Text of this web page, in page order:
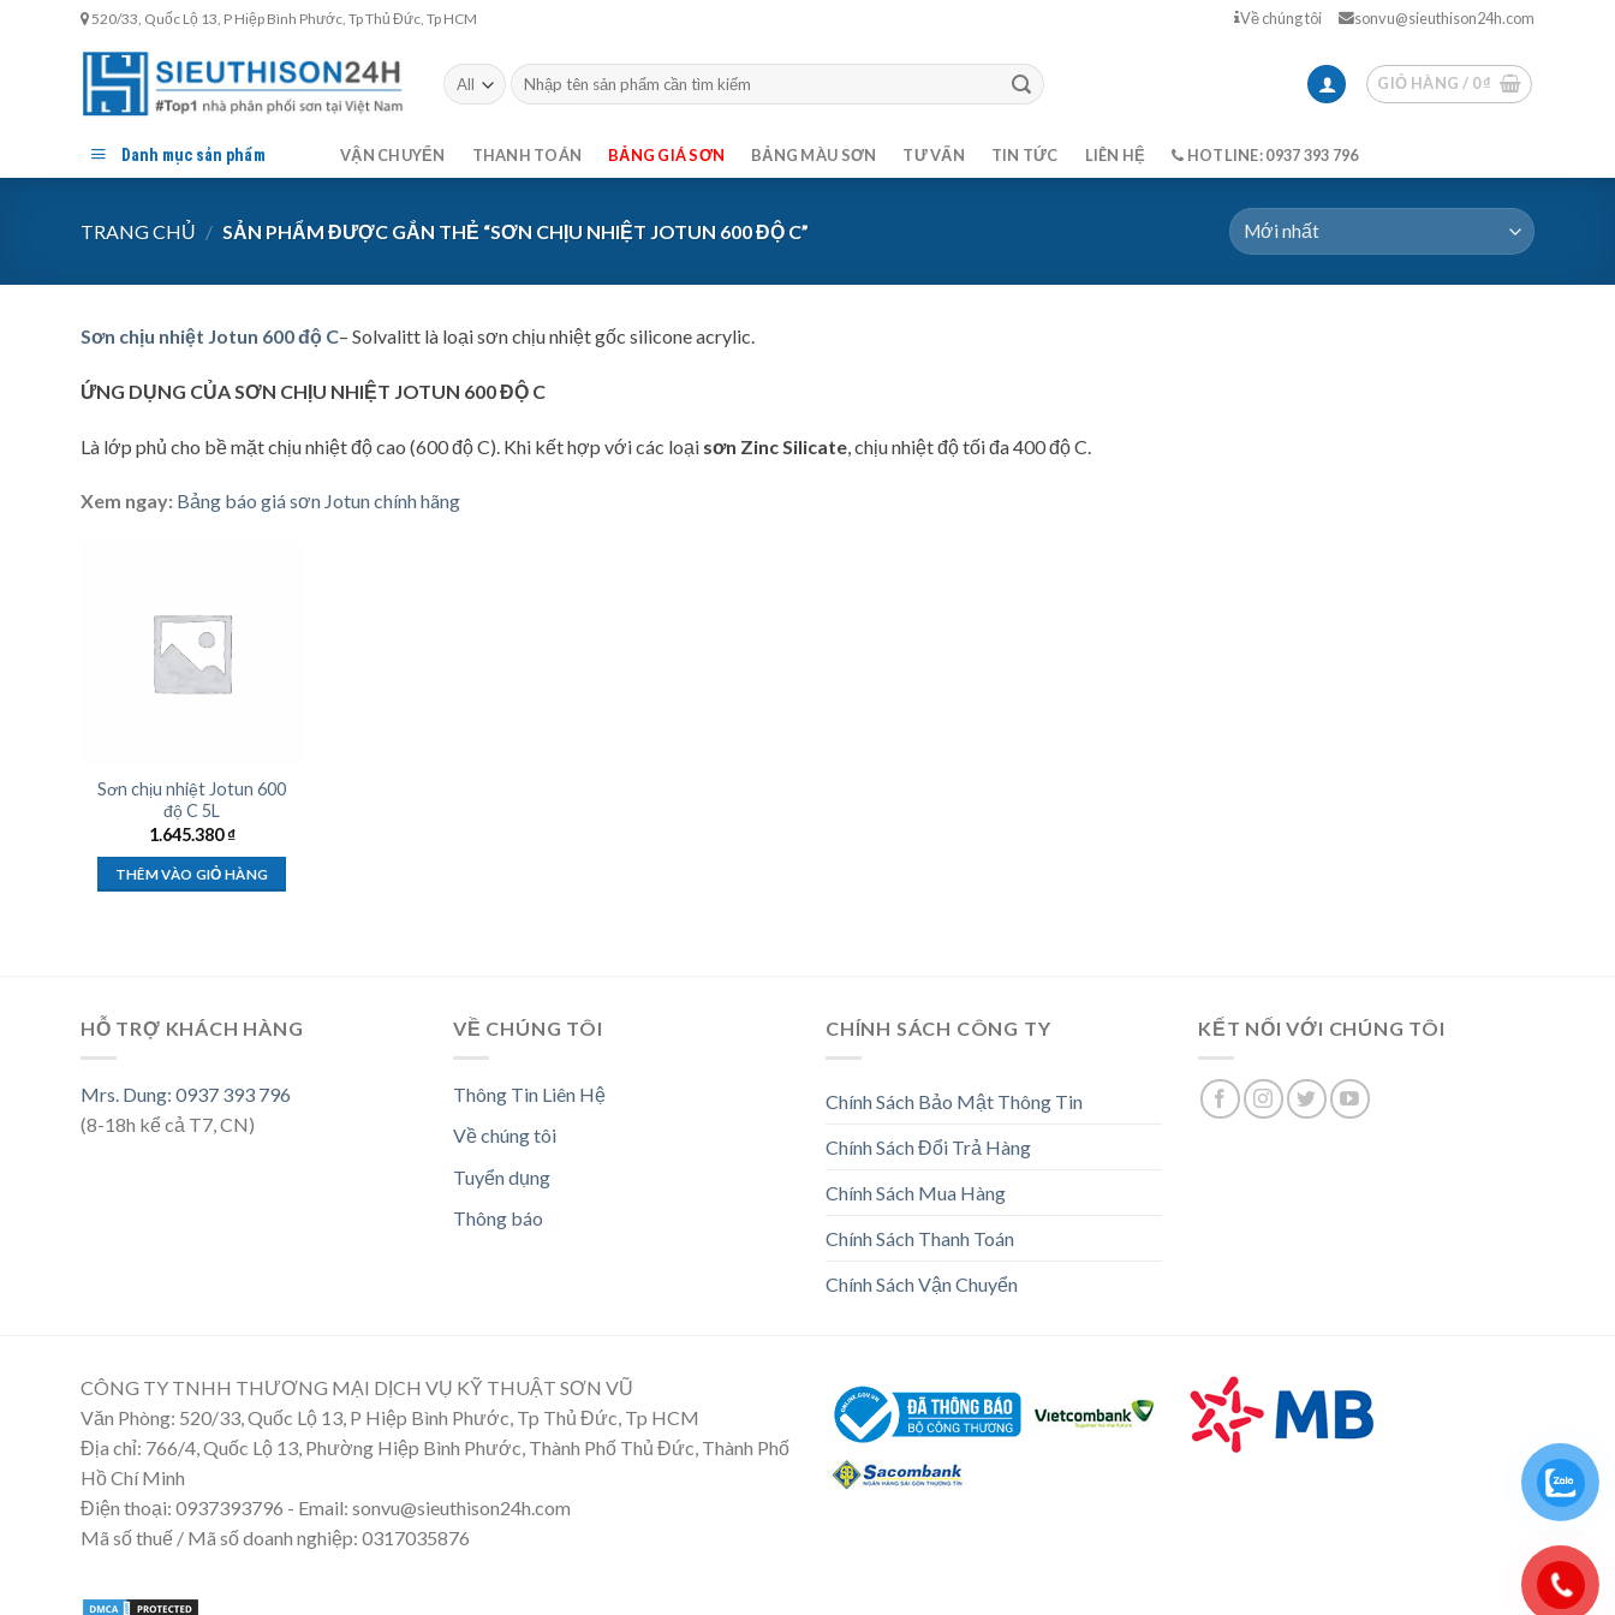
520/33, Quốc Lộ 13, P Hiệp Bình Phước, Tp Thủ Đức, Tp HCM Về chúng tôi sonvu@sieuthison24h.com
Tìm
kiếm:
GIỎ HÀNG / 0₫
Danh mục sản phẩm VẬN CHUYỂN THANH TOÁN BẢNG GIÁ SƠN BẢNG MÀU SƠN TƯ VẤN TIN TỨC LIÊN HỆ HOTLINE: 0937 393 796
TRANG CHỦ / SẢN PHẨM ĐƯỢC GẮN THẺ “SƠN CHỊU NHIỆT JOTUN 600 ĐỘ C”
Sơn chịu nhiệt Jotun 600 độ C– Solvalitt là loại sơn chịu nhiệt gốc silicone acrylic.
ỨNG DỤNG CỦA SƠN CHỊU NHIỆT JOTUN 600 ĐỘ C
Là lớp phủ cho bề mặt chịu nhiệt độ cao (600 độ C). Khi kết hợp với các loại sơn Zinc Silicate , chịu nhiệt độ tối đa 400 độ C.
Xem ngay: Bảng báo giá sơn Jotun chính hãng
Sơn chịu nhiệt Jotun 600
độ C 5L
1.645.380₫
THÊM VÀO GIỎ HÀNG
HỖ TRỢ KHÁCH HÀNG
Mrs. Dung: 0937 393 796
(8-18h kể cả T7, CN)
VỀ CHÚNG TÔI
Thông Tin Liên Hệ
Về chúng tôi
Tuyển dụng
Thông báo
CHÍNH SÁCH CÔNG TY
Chính Sách Bảo Mật Thông Tin
Chính Sách Đổi Trả Hàng
Chính Sách Mua Hàng
Chính Sách Thanh Toán
Chính Sách Vận Chuyển
KẾT NỐI VỚI CHÚNG TÔI
CÔNG TY TNHH THƯƠNG MẠI DỊCH VỤ KỸ THUẬT SƠN VŨ
Văn Phòng: 520/33, Quốc Lộ 13, P Hiệp Bình Phước, Tp Thủ Đức, Tp HCM
Địa chỉ: 766/4, Quốc Lộ 13, Phường Hiệp Bình Phước, Thành Phố Thủ Đức, Thành Phố
Hồ Chí Minh
Điện thoại: 0937393796 - Email: sonvu@sieuthison24h.com
Mã số thuế / Mã số doanh nghiệp: 0317035876